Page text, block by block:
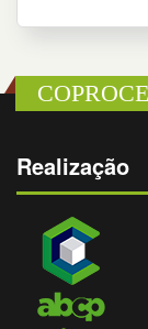
Realização